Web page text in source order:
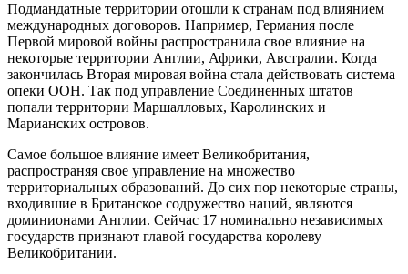
Подмандатные территории отошли к странам под влиянием
международных договоров. Например, Германия после
Первой мировой войны распространила свое влияние на
некоторые территории Англии, Африки, Австралии. Когда
закончилась Вторая мировая война стала действовать система
опеки ООН. Так под управление Соединенных штатов
попали территории Маршалловых, Каролинских и
Марианских островов.
Самое большое влияние имеет Великобритания,
распространяя свое управление на множество
территориальных образований. До сих пор некоторые страны,
входившие в Британское содружество наций, являются
доминионами Англии. Сейчас 17 номинально независимых
государств признают главой государства королеву
Великобритании.